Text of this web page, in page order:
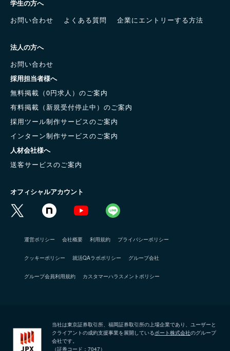
学生の方へ
お問い合わせ
よくある質問 企業にエントリーする方法
法人の方へ
お問い合わせ
採用担当者様へ
無料掲載（0円求人）のご案内
有料掲載（新規受付停止中）のご案内
採用ツール制作サービスのご案内
インターン制作サービスのご案内
人材会社様へ
送客サービスのご案内
オフィシャルアカウント
運営ポリシー 会社概要 利用規約 プライバシーポリシー
クッキーポリシー 就活QAラボポリシー グループ会社
グループ会員利用規約 カスタマーハラスメントポリシー
当社は東京証券取引所、福岡証券取引所の上場企業であり、ユーザーと
クライアントの成約支援事業を展開しているポート株式会社のグループ
会社です。
（証券コード：7047）